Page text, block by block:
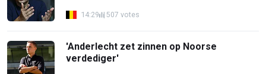
14:29 507 votes
'Anderlecht zet zinnen op Noorse
verdediger'